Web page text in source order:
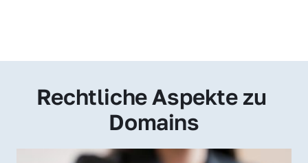
Rechtliche Aspekte zu
Domains